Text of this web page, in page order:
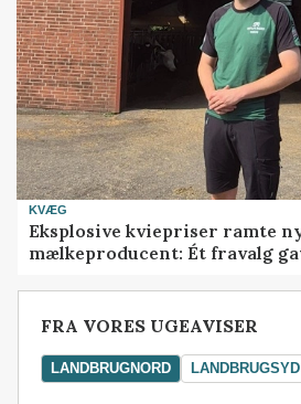
KVÆG
Eksplosive kviepriser ramte
mælkeproducent: Ét fravalg
FRA VORES UGEAVISER
LANDBRUGNORD LANDBRUGSYD